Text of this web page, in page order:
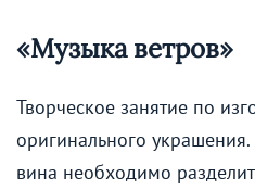
«Музыка ветров»
Творческое занятие по
оригинального
вина необходимо